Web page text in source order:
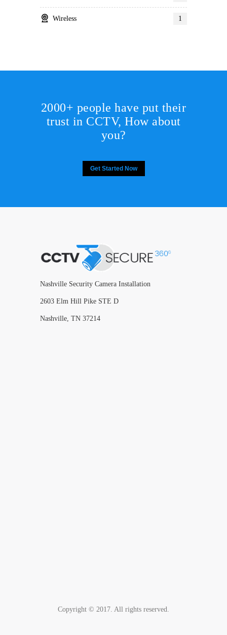
Wireless 1
2000+ people have put their
trust in CCTV, How about
you?
Get Started Now
Nashville Security Camera Installation
2603 Elm Hill Pike STE D
Nashville, TN 37214
Copyright © 2017. All rights reserved.